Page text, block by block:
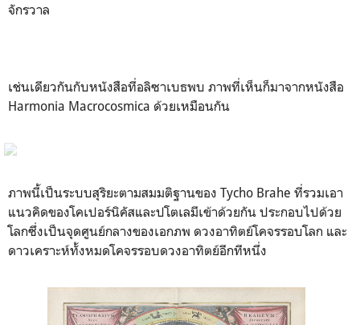
จักรวาล
เช่นเดียวกันกับหนังสือที่อลิซาเบธพบ ภาพที่เห็นก็มาจากหนังสือ
Harmonia Macrocosmica ด้วยเหมือนกัน
ภาพนี้เป็นระบบสุริยะตามสมมติฐานของ Tycho Brahe ที่รวมเอา
แนวคิดของโคเปอร์นิคัสและปโตเลมีเข้าด้วยกัน ประกอบไปด้วย
โลกซึ่งเป็นจุดศูนย์กลางของเอกภพ ดวงอาทิตย์โคจรรอบโลก และ
ดาวเคราะห์ทั้งหมดโคจรรอบดวงอาทิตย์อีกทีหนึ่ง